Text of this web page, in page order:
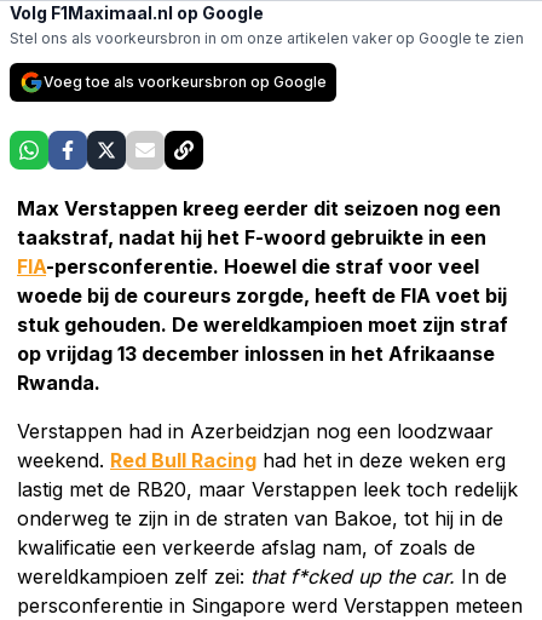
Volg F1Maximaal.nl op Google
Stel ons als voorkeursbron in om onze artikelen vaker op Google te zien
Voeg toe als voorkeursbron op Google
Max Verstappen kreeg eerder dit seizoen nog een
taakstraf, nadat hij het F-woord gebruikte in een
FIA-persconferentie. Hoewel die straf voor veel
woede bij de coureurs zorgde, heeft de FIA voet bij
stuk gehouden. De wereldkampioen moet zijn straf
op vrijdag 13 december inlossen in het Afrikaanse
Rwanda.
Verstappen had in Azerbeidzjan nog een loodzwaar
weekend. Red Bull Racing had het in deze weken erg
lastig met de RB20, maar Verstappen leek toch redelijk
onderweg te zijn in de straten van Bakoe, tot hij in de
kwalificatie een verkeerde afslag nam, of zoals de
wereldkampioen zelf zei: that f*cked up the car. In de
persconferentie in Singapore werd Verstappen meteen